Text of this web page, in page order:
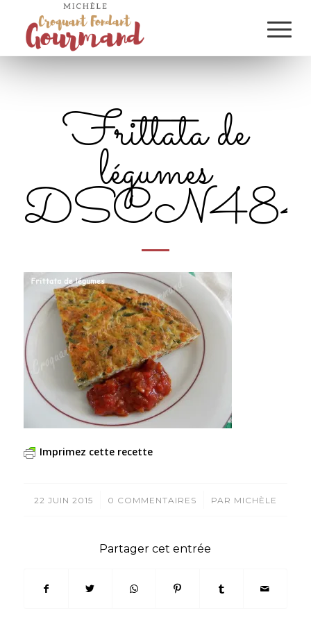
Frittata de
légumes
Imprimez cette recette
22 JUIN 2015
/ 0 COMMENTAIRES
/ PAR MICHÈLE
Partager cet entrée